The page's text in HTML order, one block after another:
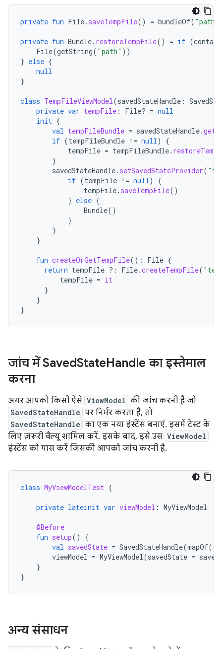
private fun File. saveTempFile() = bundleOf( "path"
private fun Bundle. restoreTempFile() = if (
File(getString( "path" ))
} else {
null
}
class TempFileViewModel(savedStateHandle :
private var tempFile : File? = null
init {
val tempFileBundle = savedStateHandle.
if (tempFileBundle != null)
{
tempFile = tempFileBundle.
}
savedStateHandle. setSavedStateProvider(
if (tempFile != null)
{
tempFile. saveTempFile()
} else {
Bundle()
}
}
}
fun createOrGetTempFile(): File {
return tempFile ?: File.createTempFile(
tempFile = it
}
}
}
जांच में SavedStateHandle का इस्तेमाल
करना
अगर आपको किसी ऐसे ViewModel की जांच करनी है जो
SavedStateHandle पर निर्भर करता है, तो
SavedStateHandle का एक नया इंस्टेंस बनाएं. इसमें टेस्ट के
लिए ज़रूरी वैल्यू शामिल करें. इसके बाद, इसे उस ViewModel
इंस्टेंस को पास करें जिसकी आपको जांच करनी है.
class MyViewModelTest {
private lateinit var viewModel : MyViewModel
@Before
fun setup()
{
val savedState = SavedStateHandle(mapOf(
viewModel = MyViewModel(savedState =
}
}
अन्य संसाधन